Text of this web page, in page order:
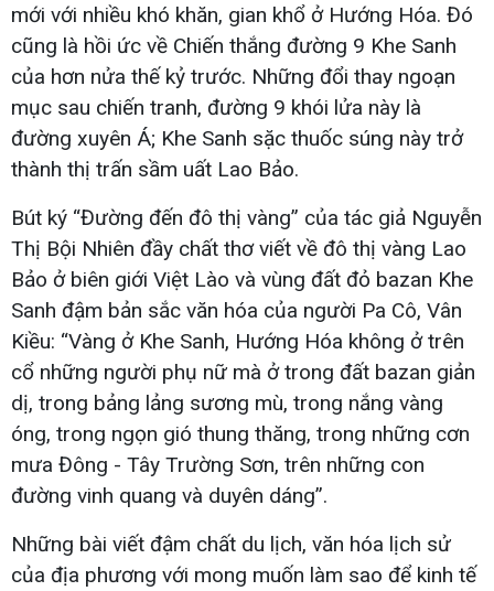
mới với nhiều khó khăn, gian khổ ở Hướng Hóa. Đó
cũng là hồi ức về Chiến thắng đường 9 Khe Sanh
của hơn nửa thế kỷ trước. Những đổi thay ngoạn
mục sau chiến tranh, đường 9 khói lửa này là
đường xuyên Á; Khe Sanh sặc thuốc súng này trở
thành thị trấn sầm uất Lao Bảo.
Bút ký “Đường đến đô thị vàng” của tác giả Nguyễn
Thị Bội Nhiên đầy chất thơ viết về đô thị vàng Lao
Bảo ở biên giới Việt Lào và vùng đất đỏ bazan Khe
Sanh đậm bản sắc văn hóa của người Pa Cô, Vân
Kiều: “Vàng ở Khe Sanh, Hướng Hóa không ở trên
cổ những người phụ nữ mà ở trong đất bazan giản
dị, trong bảng lảng sương mù, trong nắng vàng
óng, trong ngọn gió thung thăng, trong những cơn
mưa Đông - Tây Trường Sơn, trên những con
đường vinh quang và duyên dáng”.
Những bài viết đậm chất du lịch, văn hóa lịch sử
của địa phương với mong muốn làm sao để kinh tế